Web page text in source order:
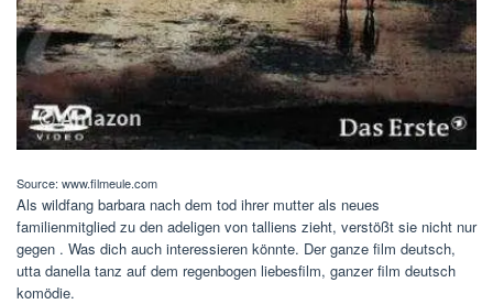
Source: www.filmeule.com
Als wildfang barbara nach dem tod ihrer mutter als neues
familienmitglied zu den adeligen von talliens zieht, verstößt sie nicht nur
gegen . Was dich auch interessieren könnte. Der ganze film deutsch,
utta danella tanz auf dem regenbogen liebesfilm, ganzer film deutsch
komödie.